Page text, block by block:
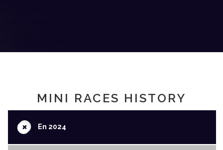
MINI RACES HISTORY
+En 2024